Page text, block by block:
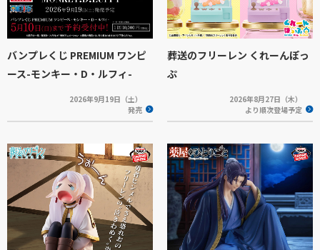
バンプレくじ PREMIUM ワンピ
ース-モンキー・D・ルフィ-
2026年9月19日（土）
発売
葬送のフリーレン くれーんぽっ
ぷ
2026年8月27日（木）
より順次登場予定